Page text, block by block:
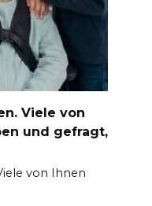
Viele von
und gefragt,
von Ihnen